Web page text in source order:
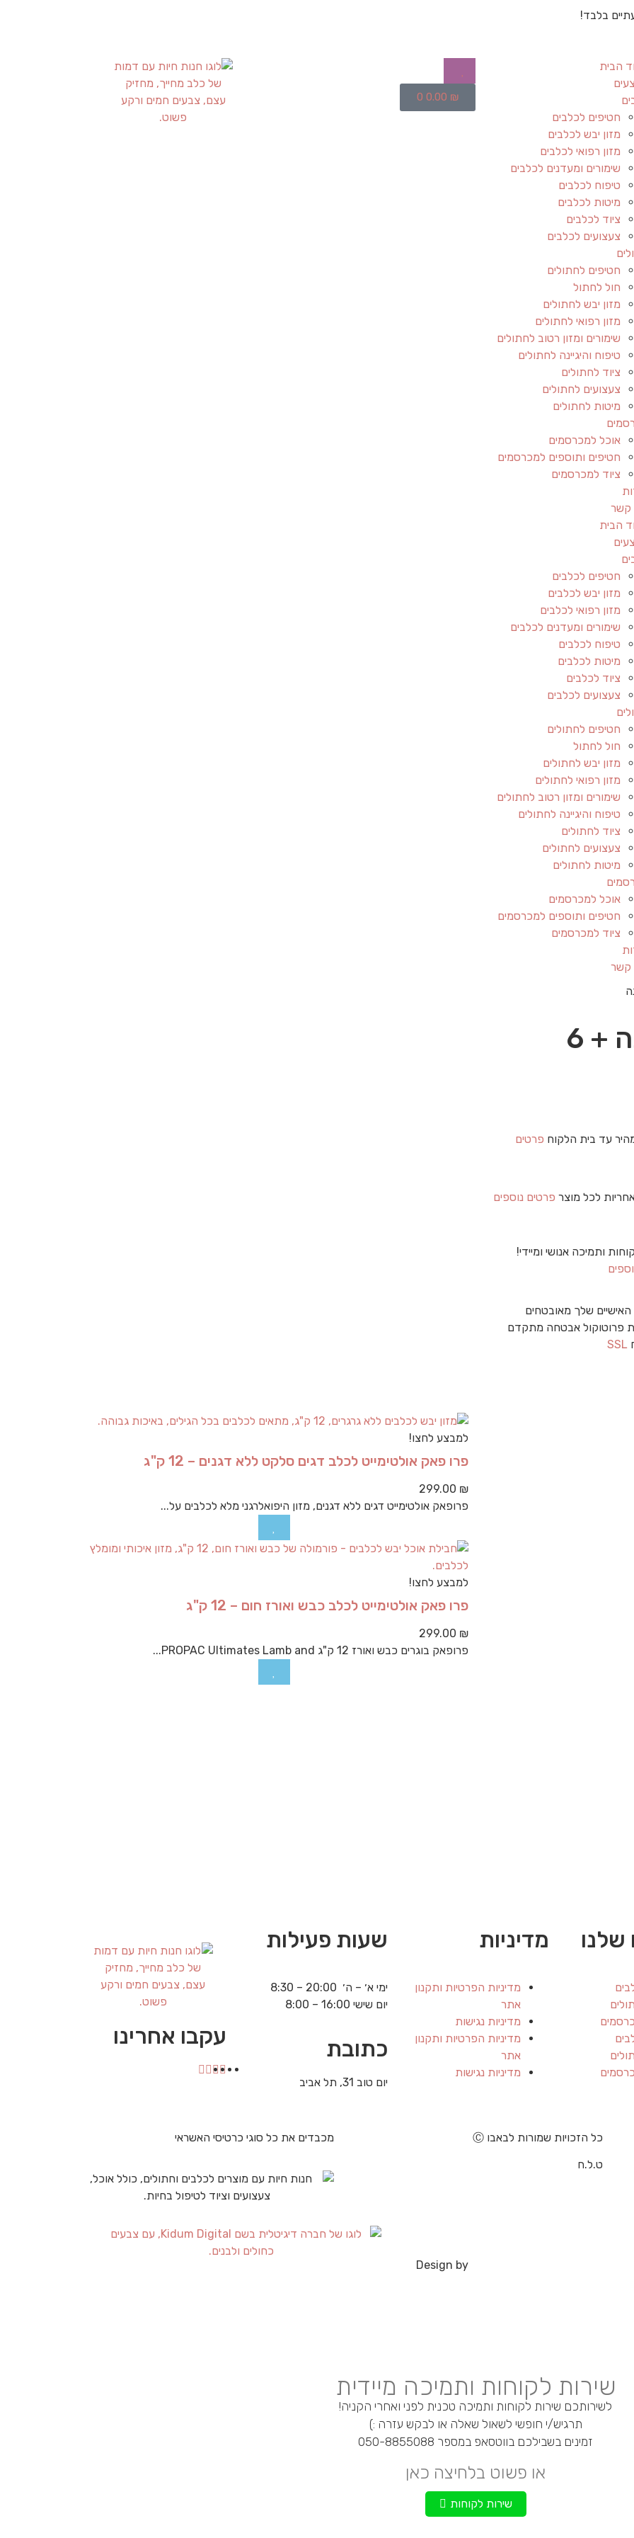
בלבד!
הבית
חטיפים לכלבים
מזון יבש לכלבים
מזון רפואי לכלבים
שימורים ומעדנים לכלבים
טיפוח לכלבים
מיטות לכלבים
ציוד לכלבים
צעצועים לכלבים
חטיפים לחתולים
חול לחתול
מזון יבש לחתולים
מזון רפואי לחתולים
שימורים ומזון רטוב לחתולים
טיפוח והיגיינה לחתולים
ציוד לחתולים
צעצועים לחתולים
מיטות לחתולים
אוכל למכרסמים
חטיפים ותוספים למכרסמים
ציוד למכרסמים
קשר
הבית
חטיפים לכלבים
מזון יבש לכלבים
מזון רפואי לכלבים
שימורים ומעדנים לכלבים
טיפוח לכלבים
מיטות לכלבים
ציוד לכלבים
צעצועים לכלבים
חטיפים לחתולים
חול לחתול
מזון יבש לחתולים
מזון רפואי לחתולים
שימורים ומזון רטוב לחתולים
טיפוח והיגיינה לחתולים
ציוד לחתולים
צעצועים לחתולים
מיטות לחתולים
אוכל למכרסמים
חטיפים ותוספים למכרסמים
ציוד למכרסמים
קשר
0.00 ₪
0
מבצע! 6 + שק במתנה + 6
עד בית הלקוח פרטים
לכל מוצר פרטים נוספים
ותמיכה אנושי ומיידי!
שלך מאובטחים
פרוטוקול אבטחה מתקדם
SSL
למבצע לחצו!
פרו פאק אולטימייט לכלב דגים סלקט ללא דגנים – 12 ק"ג
299.00 ₪
פרופאק אולטימייט דגים ללא דגנים, מזון היפואלרגני מלא לכלבים על...
למבצע לחצו!
פרו פאק אולטימייט לכלב כבש ואורז חום – 12 ק"ג
299.00 ₪
פרופאק בוגרים כבש ואורז 12 ק"ג PROPAC Ultimates Lamb and...
שלנו מדיניות
מדיניות הפרטיות ותקנון
אתר
מדיניות נגישות
מדיניות הפרטיות ותקנון
אתר
מדיניות נגישות
שעות פעילות
ימי א׳ – ה׳ 20:00 – 8:30
יום שישי 16:00 – 8:00
כתובת
יום טוב 31, תל אביב
עקבו אחרינו
כל הזכויות שמורות לבאבו
ט.ל.ח
מכבדים את כל סוגי כרטיסי האשראי
Design by
שירות לקוחות ותמיכה מיידית
לשירותכם שירות לקוחות ותמיכה טכנית לפני ואחרי הקניה!
תרגיש/י חופשי לשאול שאלה או לבקש עזרה :)
זמינים בשבילכם בווטסאפ במספר 050-8855088
או פשוט בלחיצה כאן
שירות לקוחות